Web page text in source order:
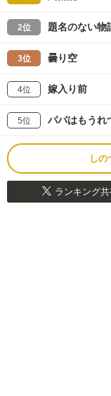
2位 題名のない物
3位 曇り空
4位 嫁入り前
5位 パパはもうれ
しの
ランキング